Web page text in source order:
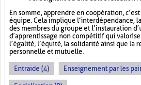
En somme, apprendre en coopération,
équipe. Cela implique l’interdépendance,
des membres du groupe et l’instauration
d’apprentissage non compétitif qui
l’égalité, l’équité, la solidarité ainsi que la
personnelle et mutuelle.
Entraide (4) Enseignement par les